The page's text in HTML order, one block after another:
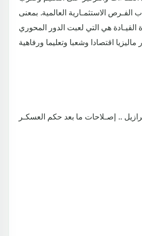
الفـرص الاستثمـارية العالمية. بمعنى
القيـادة هي التي لعبت الدور المحوري
.. إصـلاحات ما بعد حكم العسكـر